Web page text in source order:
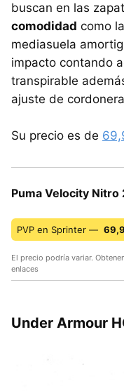
buscan en las
comodidad como
mediasuela
impacto contando
transpirable
ajuste de
Su precio es de
Puma Velocity Nitro
PVP en Sprinter —
El precio podría variar.
enlaces
Under Armour